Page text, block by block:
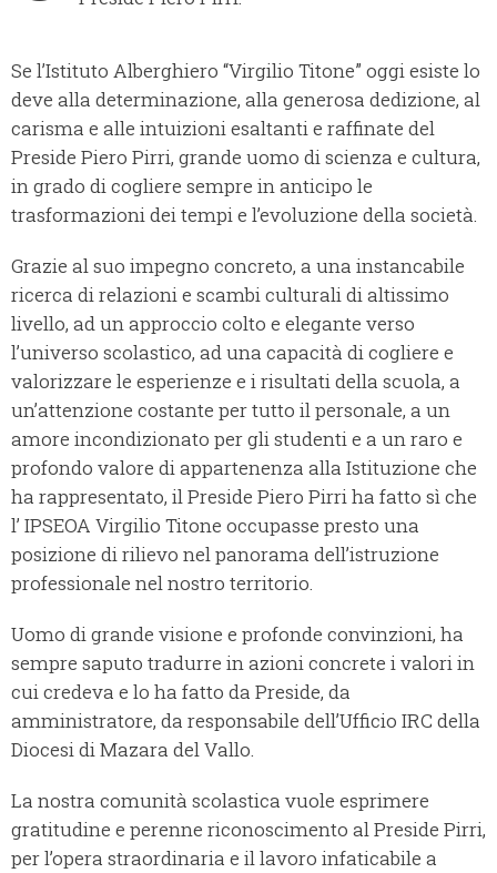
Se l’Istituto Alberghiero “Virgilio Titone” oggi esiste lo
deve alla determinazione, alla generosa dedizione, al
carisma e alle intuizioni esaltanti e raffinate del
Preside Piero Pirri, grande uomo di scienza e cultura,
in grado di cogliere sempre in anticipo le
trasformazioni dei tempi e l’evoluzione della società.
Grazie al suo impegno concreto, a una instancabile
ricerca di relazioni e scambi culturali di altissimo
livello, ad un approccio colto e elegante verso
l’universo scolastico, ad una capacità di cogliere e
valorizzare le esperienze e i risultati della scuola, a
un’attenzione costante per tutto il personale, a un
amore incondizionato per gli studenti e a un raro e
profondo valore di appartenenza alla Istituzione che
ha rappresentato, il Preside Piero Pirri ha fatto sì che
l’ IPSEOA Virgilio Titone occupasse presto una
posizione di rilievo nel panorama dell’istruzione
professionale nel nostro territorio.
Uomo di grande visione e profonde convinzioni, ha
sempre saputo tradurre in azioni concrete i valori in
cui credeva e lo ha fatto da Preside, da
amministratore, da responsabile dell’Ufficio IRC della
Diocesi di Mazara del Vallo.
La nostra comunità scolastica vuole esprimere
gratitudine e perenne riconoscimento al Preside Pirri,
per l’opera straordinaria e il lavoro infaticabile a